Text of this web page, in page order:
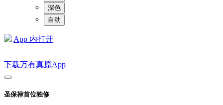
深色
自动
App 内打开
下载万有真原App
圣保禄首位独修